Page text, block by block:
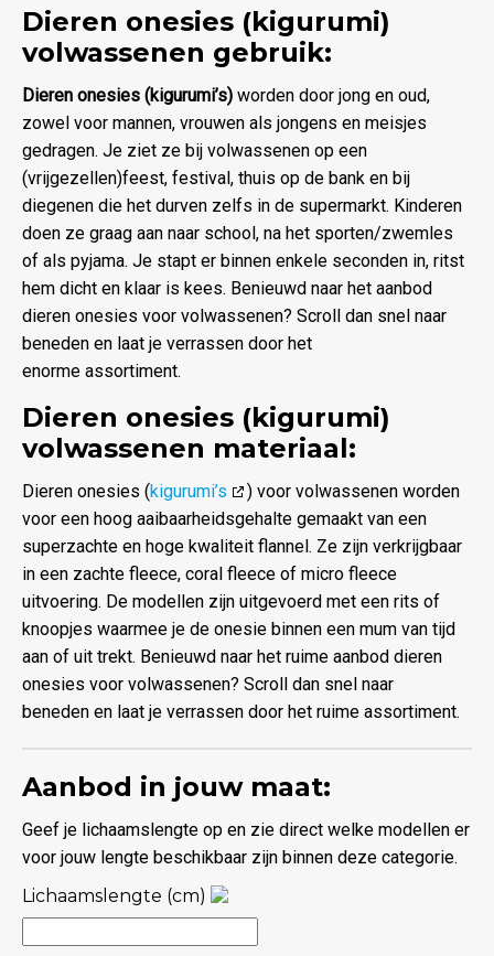
Dieren onesies (kigurumi)
volwassenen gebruik:
Dieren onesies (kigurumi’s) worden door jong en oud,
zowel voor mannen, vrouwen als jongens en meisjes
gedragen. Je ziet ze bij volwassenen op een
(vrijgezellen)feest, festival, thuis op de bank en bij
diegenen die het durven zelfs in de supermarkt. Kinderen
doen ze graag aan naar school, na het sporten/zwemles
of als pyjama. Je stapt er binnen enkele seconden in, ritst
hem dicht en klaar is kees. Benieuwd naar het aanbod
dieren onesies voor volwassenen? Scroll dan snel naar
beneden en laat je verrassen door het
enorme assortiment.
Dieren onesies (kigurumi)
volwassenen materiaal:
Dieren onesies (kigurumi’s
) voor volwassenen worden
voor een hoog aaibaarheidsgehalte gemaakt van een
superzachte en hoge kwaliteit flannel. Ze zijn verkrijgbaar
in een zachte fleece, coral fleece of micro fleece
uitvoering. De modellen zijn uitgevoerd met een rits of
knoopjes waarmee je de onesie binnen een mum van tijd
aan of uit trekt. Benieuwd naar het ruime aanbod dieren
onesies voor volwassenen? Scroll dan snel naar
beneden en laat je verrassen door het ruime assortiment.
Aanbod in jouw maat:
Geef je lichaamslengte op en zie direct welke modellen er
voor jouw lengte beschikbaar zijn binnen deze categorie.
Lichaamslengte (cm)